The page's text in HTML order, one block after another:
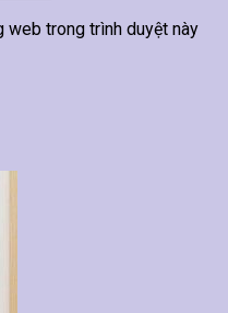
web trong trình duyệt này